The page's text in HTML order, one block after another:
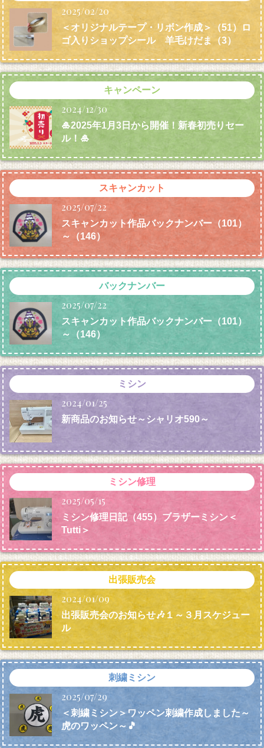
2025/02/20
＜オリジナルテープ・リボン作成＞（51）ロ
ゴ入りショップシール 羊毛けだま （3）
キャンペーン
2024/12/30
🎍2025年1月3日から開催！新春初売りセー
ル！🎍
スキャンカット
2025/07/22
スキャンカット作品バックナンバー（101）
～（146）
バックナンバー
2025/07/22
スキャンカット作品バックナンバー（101）
～（146）
ミシン
2024/01/25
新商品のお知らせ～シャリオ590～
ミシン修理
2025/05/15
ミシン修理日記（455）ブラザーミシン＜
Tutti＞
出張販売会
2024/01/09
出張販売会のお知らせ🎶１～３月スケジュー
ル
刺繍ミシン
2025/07/29
＜刺繍ミシン＞ワッペン刺繍作成しました～
虎のワッペン～🎵